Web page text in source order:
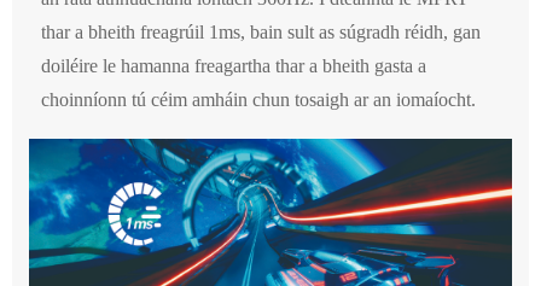
thar a bheith freagrúil 1ms, bain sult as súgradh réidh, gan
doiléire le hamanna freagartha thar a bheith gasta a
choinníonn tú céim amháin chun tosaigh ar an iomaíocht.